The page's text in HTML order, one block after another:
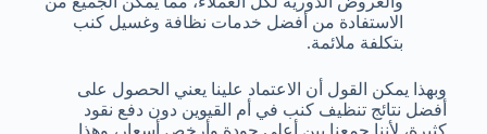
الاستفادة من أفضل خدمات نظافة وغسيل كنب
بتكلفة ملائمة.
وبهذا يمكن القول أن الاعتماد علينا يعني الحصول على
أفضل نتائج تنظيف كنب في أم القيوين دون دفع نقود
كثيرة، لأننا جمعنا بين أعلى جودة وأرخص أسعار، وهذا